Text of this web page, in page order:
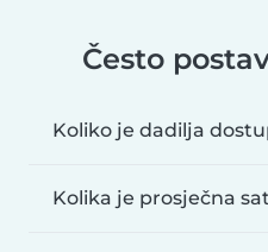
Često
Koliko je dadilja
Kolika je prosječna